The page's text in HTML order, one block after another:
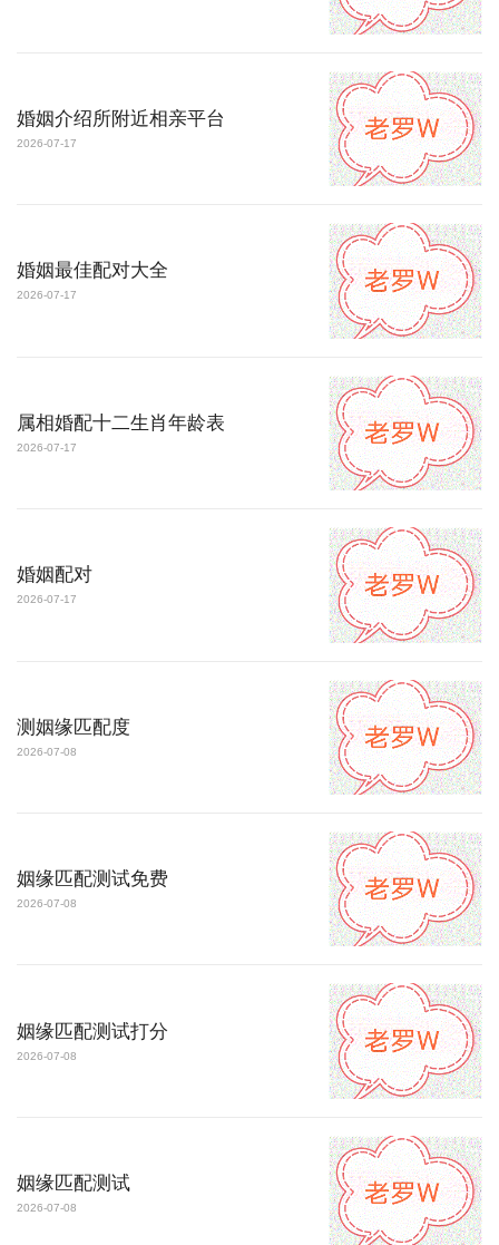
婚姻介绍所附近相亲平台
2026-07-17
婚姻最佳配对大全
2026-07-17
属相婚配十二生肖年龄表
2026-07-17
婚姻配对
2026-07-17
测姻缘匹配度
2026-07-08
姻缘匹配测试免费
2026-07-08
姻缘匹配测试打分
2026-07-08
姻缘匹配测试
2026-07-08